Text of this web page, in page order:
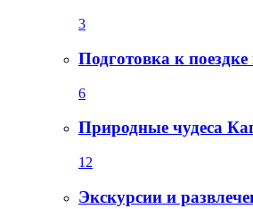
3
Подготовка к
6
Природные чудеса
12
Экскурсии и